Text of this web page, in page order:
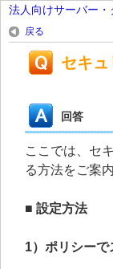
法人向けサーバー
戻る
セキ
回答
ここでは、セ
る方法をご案
■ 設定方法
1）ポリシー